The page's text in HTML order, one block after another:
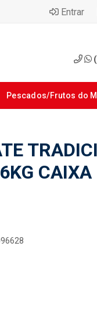
Entrar
Pescados/Frutos do